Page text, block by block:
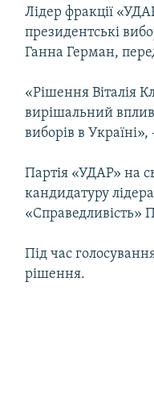
Лідер фракції
президентські
Ганна Герман,
«Рішення Віталія
вирішальний
виборів в
Партія «УДАР» на
кандидатуру
«Справедливість»
Під час
рішення.